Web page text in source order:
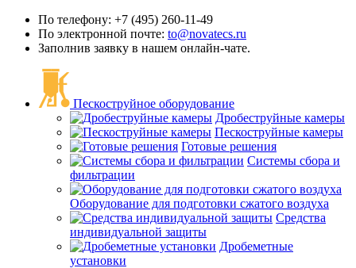
По телефону: +7 (495) 260-11-49
По электронной почте: to@novatecs.ru
Заполнив заявку в нашем онлайн-чате.
Пескоструйное оборудование
Дробеструйные камеры
Пескоструйные камеры
Готовые решения
Системы сбора и
фильтрации
Оборудование для подготовки сжатого воздуха
Средства
индивидуальной защиты
Дробеметные
установки